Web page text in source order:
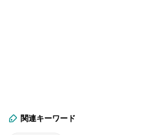
関連キーワード